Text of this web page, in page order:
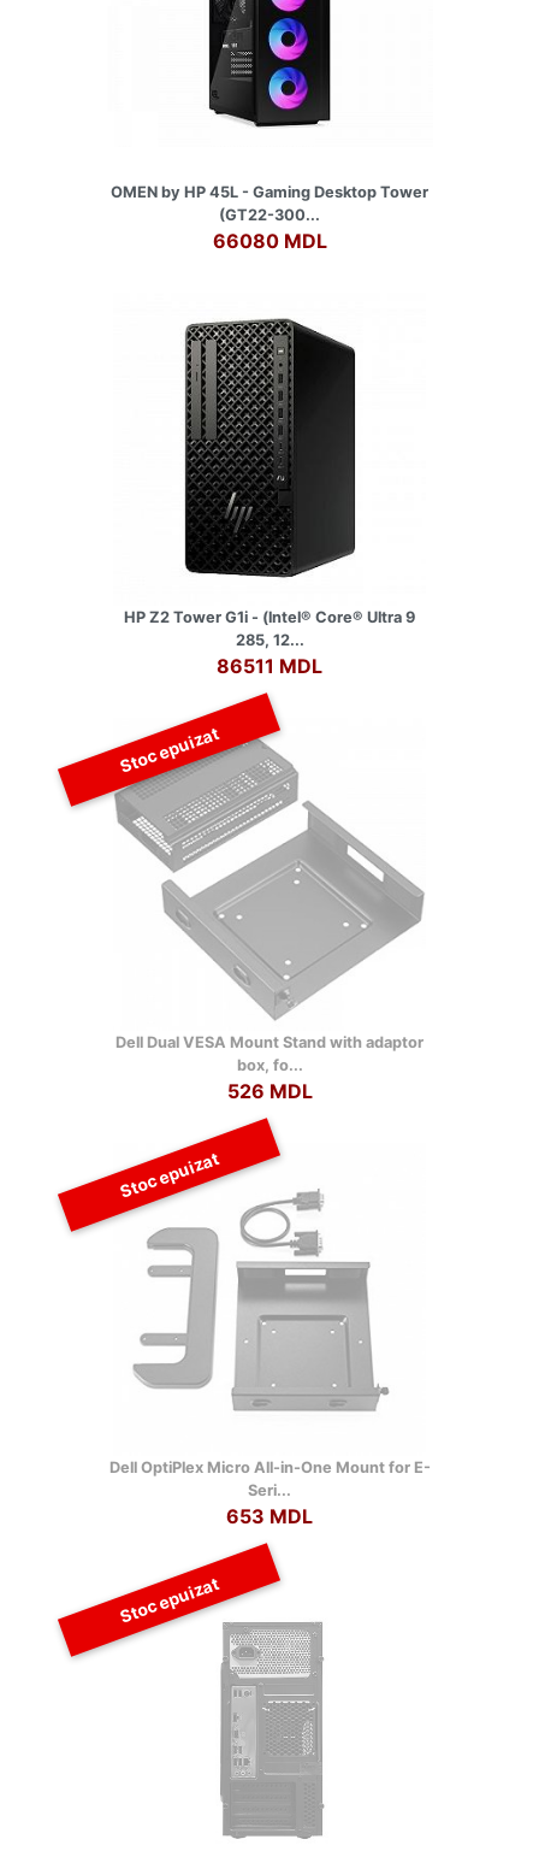
OMEN by HP 45L - Gaming Desktop Tower
(GT22-300...
66080 MDL
HP Z2 Tower G1i - (lntel® Core® Ultra 9
285, 12...
86511 MDL
Stoc epuizat
Dell Dual VESA Mount Stand with adaptor
box, fo...
526 MDL
Stoc epuizat
Dell OptiPlex Micro All-in-One Mount for E-
Seri...
653 MDL
Stoc epuizat